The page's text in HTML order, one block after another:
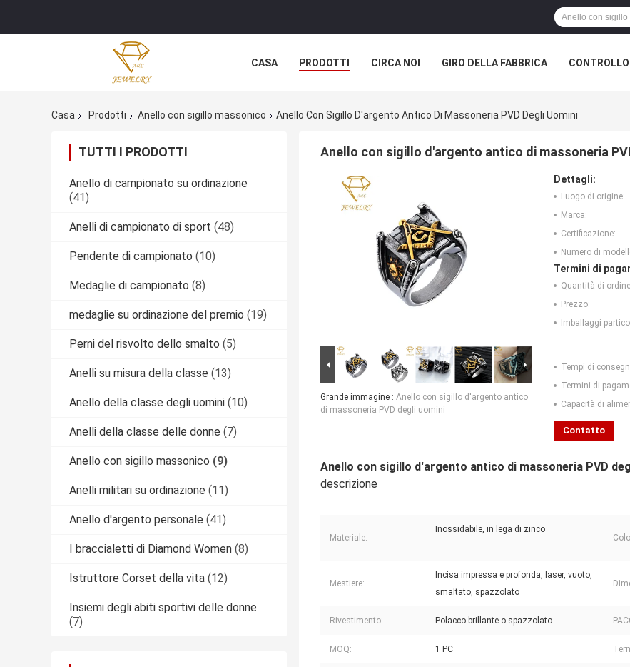
CASA PRODOTTI CIRCA NOI GIRO DELLA FABBRICA
Casa Prodotti Anello con sigillo massonico Anello Con Sigillo D'argento Antico Di Massoneria PVD Degli Uomini
TUTTI I PRODOTTI
Anello di campionato su ordinazione
(41)
Anelli di campionato di sport (48)
Pendente di campionato (10)
Medaglie di campionato (8)
medaglie su ordinazione del premio (19)
Perni del risvolto dello smalto (5)
Anelli su misura della classe (13)
Anello della classe degli uomini (10)
Anelli della classe delle donne (7)
Anello con sigillo massonico (9)
Anelli militari su ordinazione (11)
Anello d'argento personale (41)
I braccialetti di Diamond Women (8)
Istruttore Corset della vita (12)
Insiemi degli abiti sportivi delle donne
(7)
Anello con sigillo d'argento antico di massoneria
Grande immagine : Anello con sigillo d'argento antico
di massoneria PVD degli uomini
Dettagli:
Luogo di origine:
Marca:
Certificazione:
Numero di
Termini di
Quantità di
Prezzo:
Imballaggi
Tempi di
Termini di
Capacità di
Contatto
Anello con sigillo d'argento antico di massoneria PVD
descrizione
Materiale:
Inossidabile, in lega di zinco
Mestiere:
Incisa impressa e profonda, laser, vuoto,
smaltato, spazzolato
Rivestimento: Polacco brillante o spazzolato
MOQ: 1 PC